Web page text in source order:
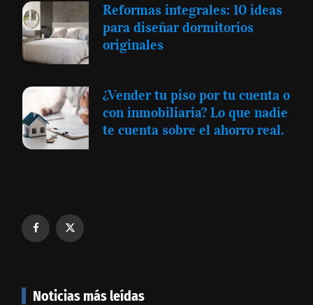
Reformas integrales: 10 ideas
para diseñar dormitorios
originales
¿Vender tu piso por tu cuenta o
con inmobiliaria? Lo que nadie
te cuenta sobre el ahorro real.
Noticias más leídas